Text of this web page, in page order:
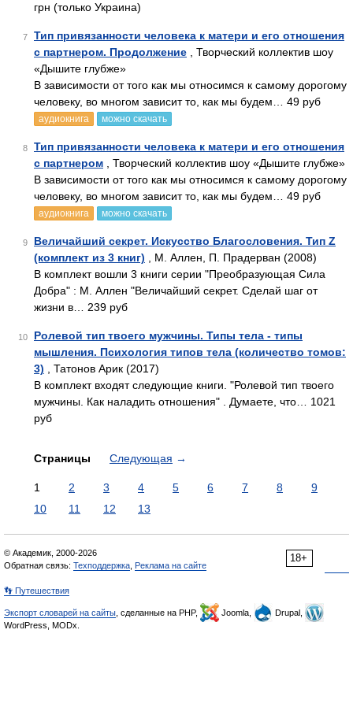
грн (только Украина)
7
Тип привязанности человека к матери и его отношения
с партнером. Продолжение , Творческий коллектив шоу
«Дышите глубже»
В зависимости от того как мы относимся к самому дорогому
человеку, во многом зависит то, как мы будем… 49 руб
аудиокнига можно скачать
8
Тип привязанности человека к матери и его отношения
с партнером , Творческий коллектив шоу «Дышите глубже»
В зависимости от того как мы относимся к самому дорогому
человеку, во многом зависит то, как мы будем… 49 руб
аудиокнига можно скачать
9
Величайший секрет. Искусство Благословения. Тип Z
(комплект из 3 книг) , М. Аллен, П. Прадерван (2008)
В комплект вошли 3 книги серии "Преобразующая Сила
Добра" : М. Аллен "Величайший секрет. Сделай шаг от
жизни в… 239 руб
10
Ролевой тип твоего мужчины. Типы тела - типы
мышления. Психология типов тела (количество томов:
3) , Татонов Арик (2017)
В комплект входят следующие книги. "Ролевой тип твоего
мужчины. Как наладить отношения" . Думаете, что… 1021
руб
Страницы Следующая →
1 2 3 4 5 6 7 8
9
10
11 12 13
18+
© Академик, 2000-2026
Обратная связь: Техподдержка Реклама на сайте
👣 Путешествия
Экспорт словарей на сайты , сделанные на PHP, Joomla,
Drupal,
WordPress, MODx.